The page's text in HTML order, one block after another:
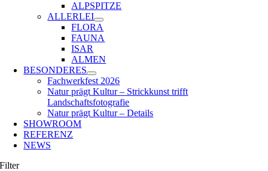
ALPSPITZE
ALLERLEI
FLORA
FAUNA
ISAR
ALMEN
BESONDERES
Fachwerkfest 2026
Natur prägt Kultur – Strickkunst trifft
Landschaftsfotografie
Natur prägt Kultur – Details
SHOWROOM
REFERENZ
NEWS
Filter